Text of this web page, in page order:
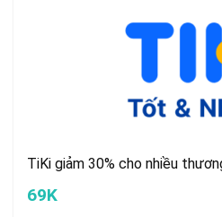
TiKi giảm 30% cho nhiều
69K